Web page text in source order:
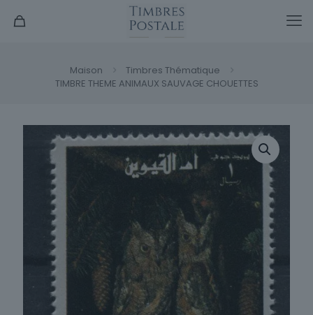
Maison
Timbres Thématique
TIMBRE THEME ANIMAUX SAUVAGE CHOUETTES